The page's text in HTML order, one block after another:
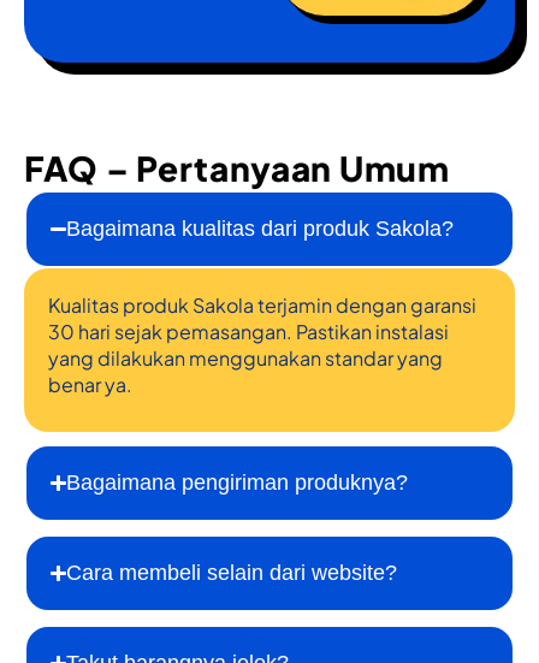
FAQ – Pertanyaan Umum
Bagaimana kualitas dari produk Sakola?
Kualitas produk Sakola terjamin dengan garansi
30 hari sejak pemasangan. Pastikan instalasi
yang dilakukan menggunakan standar yang
benar ya.
Bagaimana pengiriman produknya?
Cara membeli selain dari website?